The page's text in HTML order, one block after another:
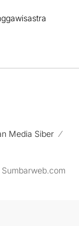
Media Siber
Sumbarweb.com